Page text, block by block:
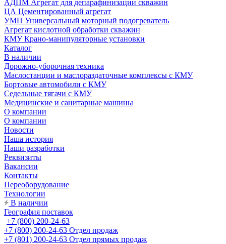
АДПМ Агрегат для депарафинизации скважин
ЦА Цементированный агрегат
УМП Универсальный моторный подогреватель
Агрегат кислотной обработки скважин
КМУ Крано-манипуляторные установки
Каталог
В наличии
Дорожно-уборочная техника
Маслостанции и маслораздаточные комплексы с КМУ
Бортовые автомобили с КМУ
Седельные тягачи с КМУ
Медицинские и санитарные машины
О компании
О компании
Новости
Наша история
Наши разработки
Реквизиты
Вакансии
Контакты
Переоборудование
Технологии
В наличии
География поставок
+7 (800) 200-24-63
+7 (800) 200-24-63 Отдел продаж
+7 (801) 200-24-63 Отдел прямых продаж